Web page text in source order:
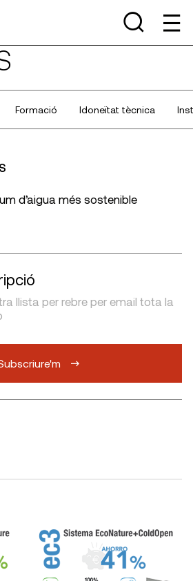
Formació Idoneïtat tècnica
d’aigua més sostenible
llista per rebre per email tota la